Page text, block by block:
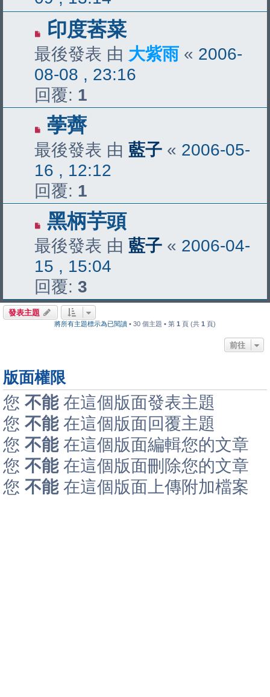
印度莕菜
最後發表 由 大紫雨 « 2006-
08-08 , 23:16
回覆: 1
荸薺
最後發表 由 藍子 « 2006-05-
16 , 12:12
回覆: 1
黑柄芋頭
最後發表 由 藍子 « 2006-04-
15 , 15:04
回覆: 3
發表主題
將所有主題標示為已閱讀 • 30 個主題 • 第 1 頁 (共 1 頁)
前往
版面權限
您 不能在這個版面發表主題
您 不能在這個版面回覆主題
您 不能在這個版面編輯您的文章
您 不能在這個版面刪除您的文章
您 不能在這個版面上傳附加檔案